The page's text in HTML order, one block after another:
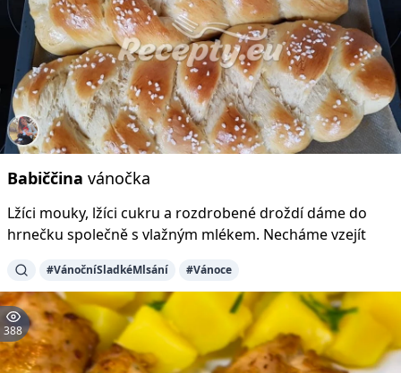
Babiččina vánočka
Lžíci mouky, lžíci cukru a rozdrobené droždí dáme do
hrnečku společně s vlažným mlékem. Necháme vzejít
#VánočníSladkéMlsání #Vánoce
388